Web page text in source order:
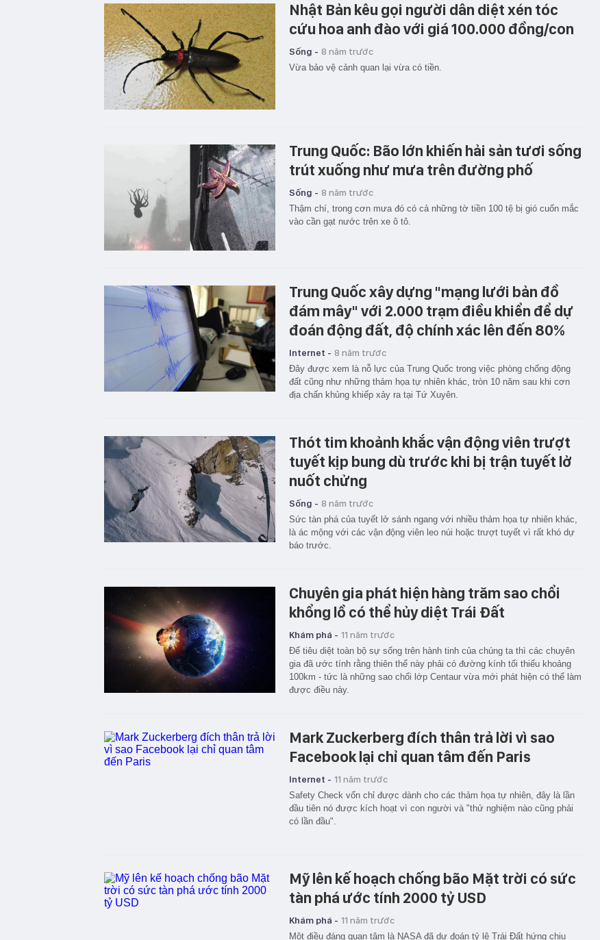
Nhật Bản kêu gọi người dân diệt xén tóc
cứu hoa anh đào với giá 100.000 đồng/con
Sống - 8 năm trước
Vừa bảo vệ cảnh quan lại vừa có tiền.
Trung Quốc: Bão lớn khiến hải sản tươi sống
trút xuống như mưa trên đường phố
Sống - 8 năm trước
Thậm chí, trong cơn mưa đó có cả những tờ tiền 100 tệ bị gió cuốn mắc
vào cần gạt nước trên xe ô tô.
Trung Quốc xây dựng "mạng lưới bản đồ
đám mây" với 2.000 trạm điều khiển để dự
đoán động đất, độ chính xác lên đến 80%
Internet - 8 năm trước
Đây được xem là nỗ lực của Trung Quốc trong việc phòng chống động
đất cũng như những thảm họa tự nhiên khác, tròn 10 năm sau khi cơn
địa chấn khủng khiếp xảy ra tại Tứ Xuyên.
Thót tim khoảnh khắc vận động viên trượt
tuyết kịp bung dù trước khi bị trận tuyết lở
nuốt chửng
Sống - 8 năm trước
Sức tàn phá của tuyết lở sánh ngang với nhiều thảm họa tự nhiên khác,
là ác mộng với các vận động viên leo núi hoặc trượt tuyết vì rất khó dự
báo trước.
Chuyên gia phát hiện hàng trăm sao chổi
khổng lồ có thể hủy diệt Trái Đất
Khám phá - 11 năm trước
Để tiêu diệt toàn bộ sự sống trên hành tinh của chúng ta thì các chuyên
gia đã ước tính rằng thiên thể này phải có đường kính tối thiểu khoảng
100km - tức là những sao chổi lớp Centaur vừa mới phát hiện có thể làm
được điều này.
Mark Zuckerberg đích thân trả lời vì sao
Facebook lại chỉ quan tâm đến Paris
Internet - 11 năm trước
Safety Check vốn chỉ được dành cho các thảm họa tự nhiên, đây là lần
đầu tiên nó được kích hoạt vì con người và "thử nghiệm nào cũng phải
có lần đầu".
Mỹ lên kế hoạch chống bão Mặt trời có sức
tàn phá ước tính 2000 tỷ USD
Khám phá - 11 năm trước
Một điều đáng quan tâm là NASA đã dự đoán tỷ lệ Trái Đất hứng chịu